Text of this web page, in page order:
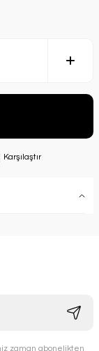
Karşılaştır
zaman abonelikten